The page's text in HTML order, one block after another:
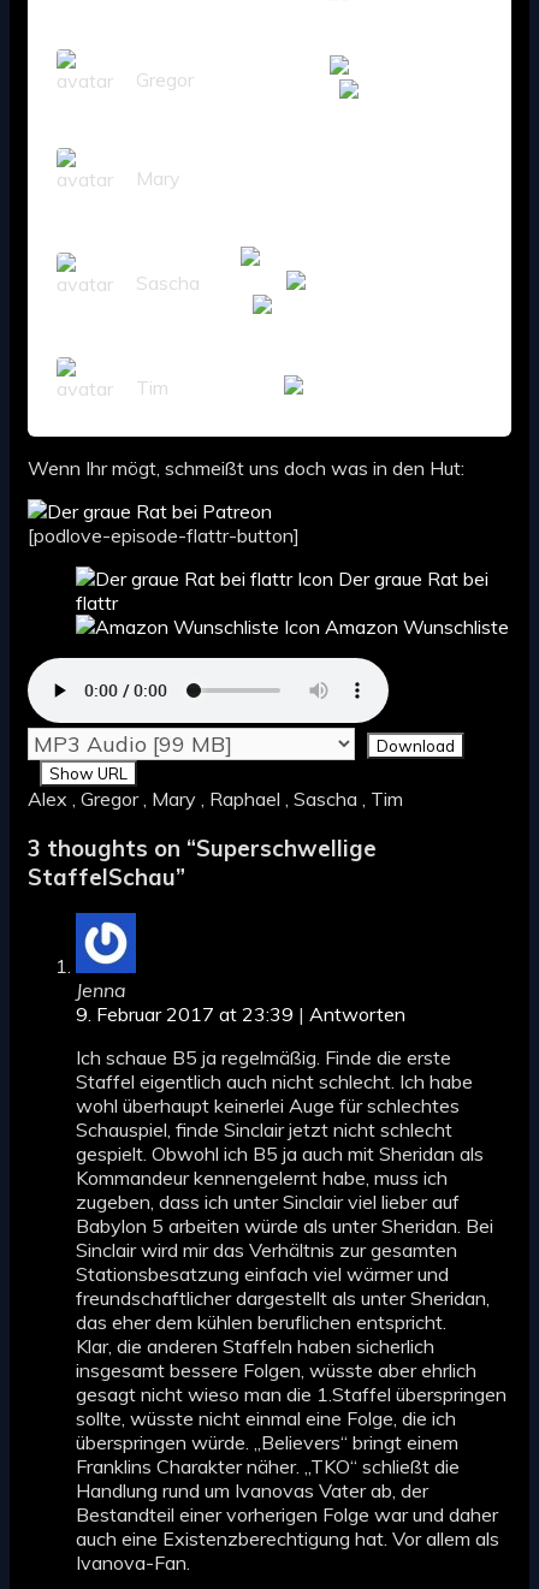
Gregor
Mary
Sascha
Tim
Wenn Ihr mögt, schmeißt uns doch was in den Hut:
[podlove-episode-flattr-button]
Der graue Rat bei
flattr
Amazon Wunschliste
Download
Show URL
Alex , Gregor , Mary , Raphael , Sascha , Tim
3 thoughts on “Superschwellige
StaffelSchau”
Jenna
9. Februar 2017 at 23:39 | Antworten
Ich schaue B5 ja regelmäßig. Finde die erste
Staffel eigentlich auch nicht schlecht. Ich habe
wohl überhaupt keinerlei Auge für schlechtes
Schauspiel, finde Sinclair jetzt nicht schlecht
gespielt. Obwohl ich B5 ja auch mit Sheridan als
Kommandeur kennengelernt habe, muss ich
zugeben, dass ich unter Sinclair viel lieber auf
Babylon 5 arbeiten würde als unter Sheridan. Bei
Sinclair wird mir das Verhältnis zur gesamten
Stationsbesatzung einfach viel wärmer und
freundschaftlicher dargestellt als unter Sheridan,
das eher dem kühlen beruflichen entspricht.
Klar, die anderen Staffeln haben sicherlich
insgesamt bessere Folgen, wüsste aber ehrlich
gesagt nicht wieso man die 1.Staffel überspringen
sollte, wüsste nicht einmal eine Folge, die ich
überspringen würde. „Believers“ bringt einem
Franklins Charakter näher. „TKO“ schließt die
Handlung rund um Ivanovas Vater ab, der
Bestandteil einer vorherigen Folge war und daher
auch eine Existenzberechtigung hat. Vor allem als
Ivanova-Fan.